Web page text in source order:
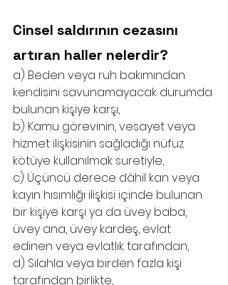
Cinsel saldırının cezasını
artıran haller nelerdir?
a) Beden veya ruh bakımından
kendisini savunamayacak durumda
bulunan kişiye karşı,
b) Kamu görevinin, vesayet veya
hizmet ilişkisinin sağladığı nüfuz
kötüye kullanılmak suretiyle,
c) Üçüncü derece dâhil kan veya
kayın hısımlığı ilişkisi içinde bulunan
bir kişiye karşı ya da üvey baba,
üvey ana, üvey kardeş, evlat
edinen veya evlatlık tarafından,
d) Silahla veya birden fazla kişi
tarafından birlikte,